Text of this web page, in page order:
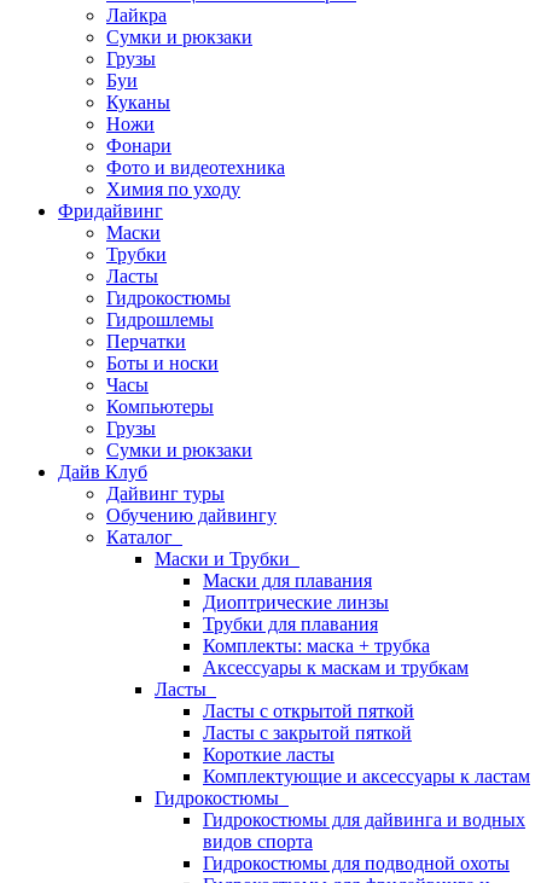
Лайкра
Сумки и рюкзаки
Грузы
Буи
Куканы
Ножи
Фонари
Фото и видеотехника
Химия по уходу
Фридайвинг
Маски
Трубки
Ласты
Гидрокостюмы
Гидрошлемы
Перчатки
Боты и носки
Часы
Компьютеры
Грузы
Сумки и рюкзаки
Дайв Клуб
Дайвинг туры
Обучению дайвингу
Каталог
Маски и Трубки
Маски для плавания
Диоптрические линзы
Трубки для плавания
Комплекты: маска + трубка
Аксессуары к маскам и трубкам
Ласты
Ласты с открытой пяткой
Ласты с закрытой пяткой
Короткие ласты
Комплектующие и аксессуары к ластам
Гидрокостюмы
Гидрокостюмы для дайвинга и водных
видов спорта
Гидрокостюмы для подводной охоты